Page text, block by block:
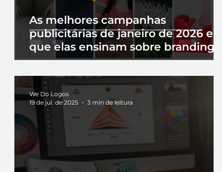
As melhores campanhas
publicitárias de janeiro de 2026 e
que elas ensinam sobre branding
We Do Logos
19 de jul. de 2025
3 min de leitura